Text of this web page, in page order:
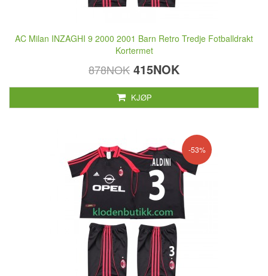
AC Milan INZAGHI 9 2000 2001 Barn Retro Tredje Fotballdrakt
Kortermet
878NOK 415NOK
KJØP
-53%